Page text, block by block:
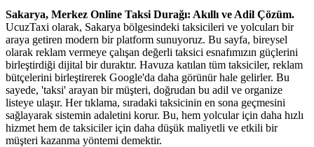
Sakarya, Merkez Online Taksi Durağı: Akıllı ve Adil Çözüm.
UcuzTaxi olarak, Sakarya bölgesindeki taksicileri ve yolcuları bir
araya getiren modern bir platform sunuyoruz. Bu sayfa, bireysel
olarak reklam vermeye çalışan değerli taksici esnafımızın güçlerini
birleştirdiği dijital bir duraktır. Havuza katılan tüm taksiciler, reklam
bütçelerini birleştirerek Google'da daha görünür hale gelirler. Bu
sayede, 'taksi' arayan bir müşteri, doğrudan bu adil ve organize
listeye ulaşır. Her tıklama, sıradaki taksicinin en sona geçmesini
sağlayarak sistemin adaletini korur. Bu, hem yolcular için daha hızlı
hizmet hem de taksiciler için daha düşük maliyetli ve etkili bir
müşteri kazanma yöntemi demektir.